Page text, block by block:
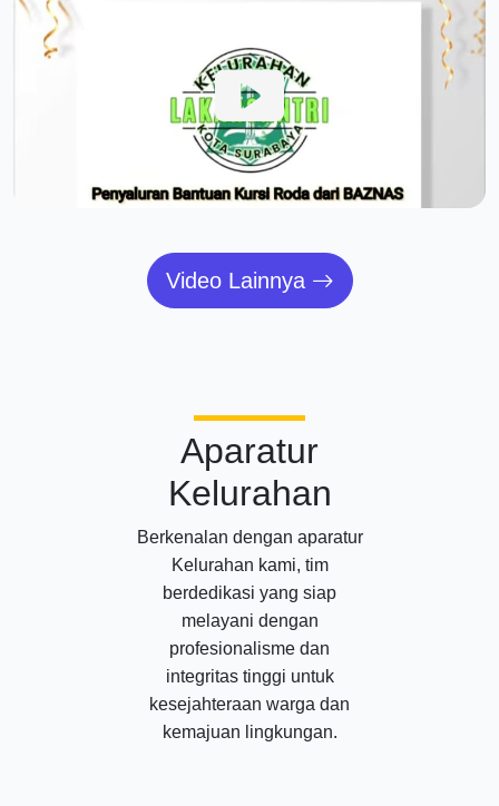
Video Lainnya
Aparatur
Kelurahan
Berkenalan dengan aparatur
Kelurahan kami, tim
berdedikasi yang siap
melayani dengan
profesionalisme dan
integritas tinggi untuk
kesejahteraan warga dan
kemajuan lingkungan.